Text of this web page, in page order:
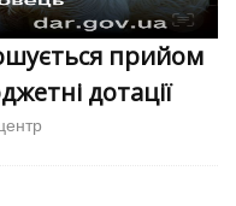
прийом
дотації